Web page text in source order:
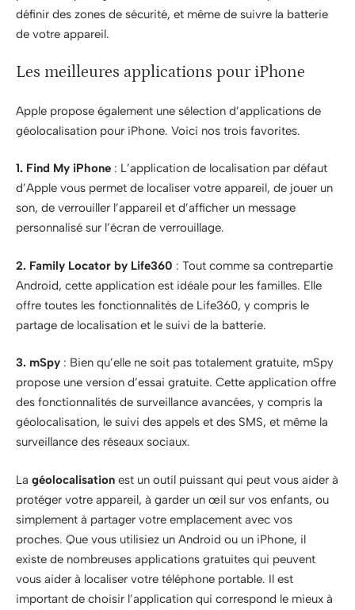
définir des zones de sécurité, et même de suivre la batterie
de votre appareil.
Les meilleures applications pour iPhone
Apple propose également une sélection d’applications de
géolocalisation pour iPhone. Voici nos trois favorites.
1. Find My iPhone : L’application de localisation par défaut
d’Apple vous permet de localiser votre appareil, de jouer un
son, de verrouiller l’appareil et d’afficher un message
personnalisé sur l’écran de verrouillage.
2. Family Locator by Life360 : Tout comme sa contrepartie
Android, cette application est idéale pour les familles. Elle
offre toutes les fonctionnalités de Life360, y compris le
partage de localisation et le suivi de la batterie.
3. mSpy : Bien qu’elle ne soit pas totalement gratuite, mSpy
propose une version d’essai gratuite. Cette application offre
des fonctionnalités de surveillance avancées, y compris la
géolocalisation, le suivi des appels et des SMS, et même la
surveillance des réseaux sociaux.
La géolocalisation est un outil puissant qui peut vous aider à
protéger votre appareil, à garder un œil sur vos enfants, ou
simplement à partager votre emplacement avec vos
proches. Que vous utilisiez un Android ou un iPhone, il
existe de nombreuses applications gratuites qui peuvent
vous aider à localiser votre téléphone portable. Il est
important de choisir l’application qui correspond le mieux à